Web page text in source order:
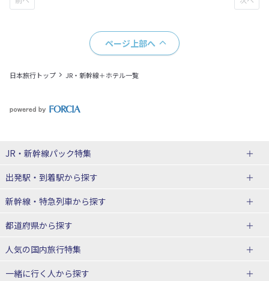
ページ上部へ
日本旅行トップ JR・新幹線＋ホテル一覧
JR・新幹線パック特集
JR・新幹線＋ホテルパック
出張パック
出発駅・到着駅から探す
秋田⇔東京 新幹線パック
仙台→東京 新幹線パック
富山⇔東京 新幹線パック
東京→仙台 新幹線パック
新幹線・特急列車から探す
北海道新幹線 旅行
山形新幹線 旅行
東海道新幹線 旅行
都道府県から探す
北海道旅行・ツアー
人気の国内旅行特集
東京ディズニーリゾート®への旅
ユニバーサル・スタジオ・ジャパ
一緒に行く人から探す